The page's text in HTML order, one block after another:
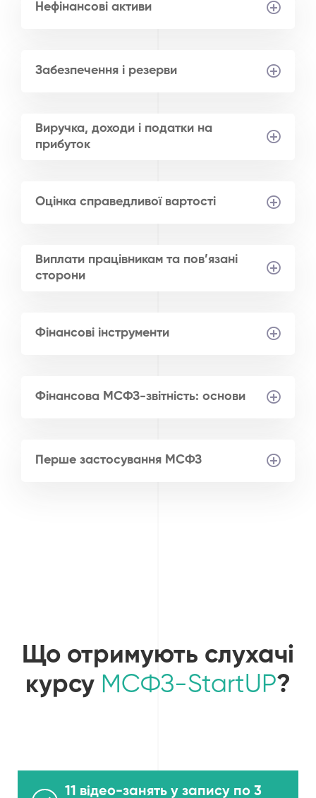
Нефінансові активи
Забезпечення і резерви
Виручка, доходи і податки на
прибуток
Оцінка справедливої вартості
Виплати працівникам та пов’язані
сторони
Фінансові інструменти
Фінансова МСФЗ-звітність: основи
Перше застосування МСФЗ
Що отримують слухачі
курсу МСФЗ-StartUP?
11 відео-занять у запису по 3